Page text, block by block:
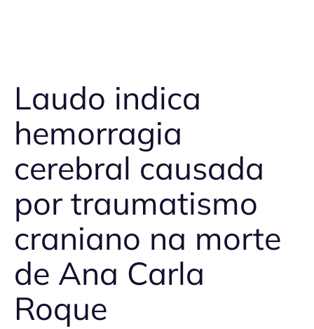
Laudo indica
hemorragia
cerebral causada
por traumatismo
craniano na morte
de Ana Carla
Roque